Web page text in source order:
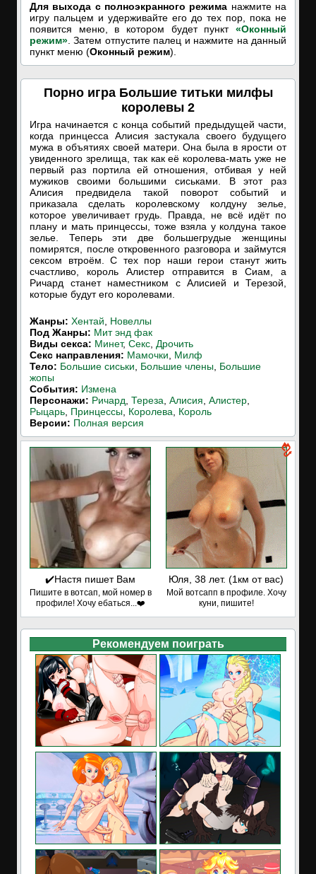
Для выхода с полноэкранного режима нажмите на
игру пальцем и удерживайте его до тех пор, пока не
появится меню, в котором будет пункт «Оконный
режим» . Затем отпустите палец и нажмите на данный
пункт меню (Оконный режим).
Порно игра Большие титьки милфы
королевы 2
Игра начинается с конца событий предыдущей части,
когда принцесса Алисия застукала своего будущего
мужа в объятиях своей матери. Она была в ярости от
увиденного зрелища, так как её королева-мать уже не
первый раз портила ей отношения, отбивая у ней
мужиков своими большими сиськами. В этот раз
Алисия предвидела такой поворот событий и
приказала сделать королевскому колдуну зелье,
которое увеличивает грудь. Правда, не всё идёт по
плану и мать принцессы, тоже взяла у колдуна такое
зелье. Теперь эти две большегрудые женщины
помирятся, после откровенного разговора и займутся
сексом втроём. С тех пор наши герои станут жить
счастливо, король Алистер отправится в Сиам, а
Ричард станет наместником с Алисией и Терезой,
которые будут его королевами.
Жанры: Хентай
Новеллы
Под Жанры: Мит энд фак
Виды секса: Минет, Секс Дрочить
Cекс направления: Мамочки
Милф
Тело: Большие сиськи Большие члены Большие
жопы
События: Измена
Персонажи: Ричард Тереза Алисия Алистер
Рыцарь Принцессы Королева
Король
Версии: Полная версия
✔️Настя пишет Вам
Пишите в вотсап, мой номер в
профиле! Хочу ебаться...❤️
Юля, 38 лет. (1км от вас)
Мой вотсапп в профиле. Хочу
куни, пишите!
Рекомендуем поиграть